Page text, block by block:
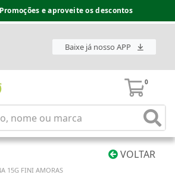
e aproveite os descontos
Baixe já nosso APP
0
VOLTAR
15G FINI AMORAS